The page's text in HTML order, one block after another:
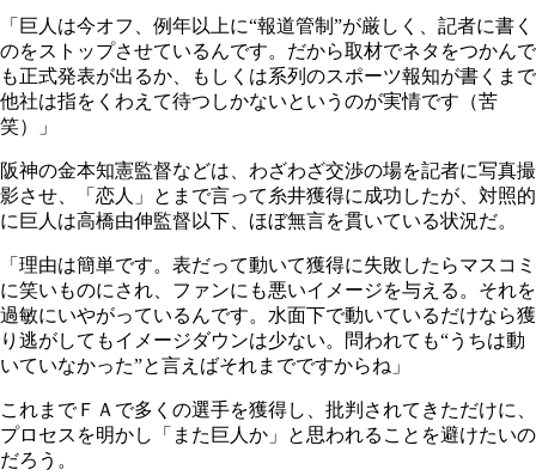
「巨人は今オフ、例年以上に“報道管制”が厳しく、記者に書く
のをストップさせているんです。だから取材でネタをつかんで
も正式発表が出るか、もしくは系列のスポーツ報知が書くまで
他社は指をくわえて待つしかないというのが実情です（苦
笑）」
阪神の金本知憲監督などは、わざわざ交渉の場を記者に写真撮
影させ、「恋人」とまで言って糸井獲得に成功したが、対照的
に巨人は高橋由伸監督以下、ほぼ無言を貫いている状況だ。
「理由は簡単です。表だって動いて獲得に失敗したらマスコミ
に笑いものにされ、ファンにも悪いイメージを与える。それを
過敏にいやがっているんです。水面下で動いているだけなら獲
り逃がしてもイメージダウンは少ない。問われても“うちは動
いていなかった”と言えばそれまでですからね」
これまでＦＡで多くの選手を獲得し、批判されてきただけに、
プロセスを明かし「また巨人か」と思われることを避けたいの
だろう。